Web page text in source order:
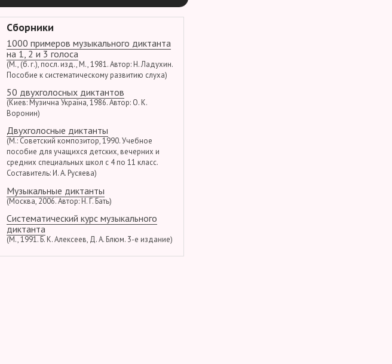
Сборники
1000 примеров музыкального диктанта
на 1, 2 и 3 голоса
(М., (б. г.), посл. изд., М., 1981. Автор: Н. Ладухин.
Пособие к систематическому развитию слуха)
50 двухголосных диктантов
(Киев: Музична Україна, 1986. Автор: О. К.
Воронин)
Двухголосные диктанты
(М.: Советский композитор, 1990. Учебное
пособие для учащихся детских, вечерних и
средних специальных школ с 4 по 11 класс.
Составитель: И. А. Русяева)
Музыкальные диктанты
(Москва, 2006. Автор: Н. Г. Бать)
Систематический курс музыкального
диктанта
(М., 1991. Б. К. Алексеев, Д. А. Блюм. 3-е издание)